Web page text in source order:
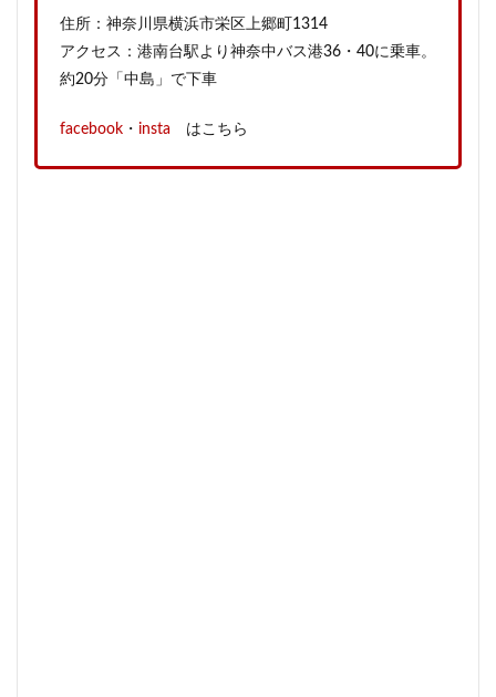
住所：神奈川県横浜市栄区上郷町1314
アクセス：港南台駅より神奈中バス港36・40に乗車。
約20分「中島」で下車
facebook ・ insta はこちら